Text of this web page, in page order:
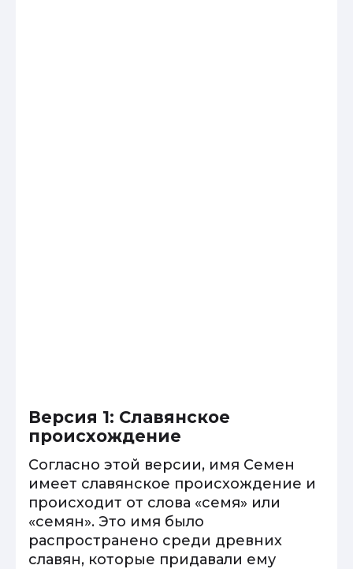
Версия 1: Славянское
происхождение
Согласно этой версии, имя Семен
имеет славянское происхождение и
происходит от слова «семя» или
«семян». Это имя было
распространено среди древних
славян, которые придавали ему